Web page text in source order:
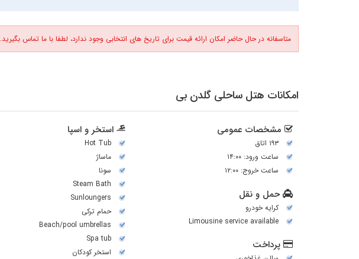
متاسفانه در حال حاضر امکان ارائه قیمت برای تاریخ های انتخابی وجود ندارد، لطفا با ما تماس بگیرید.
امکانات هتل ساحلی گلدن بی
مشخصات عمومی
۱۹۳ اتاق
ساعت ورود: ۱۴:۰۰
ساعت خروج: ۱۲:۰۰
حمل و نقل
کرایه خودرو
Limousine service available
پرداخت
استخر و اسپا
Hot Tub
ماساژ
سونا
Steam Bath
Sunloungers
حمام ترکی
Beach/pool umbrellas
Spa tub
استخر کودکان